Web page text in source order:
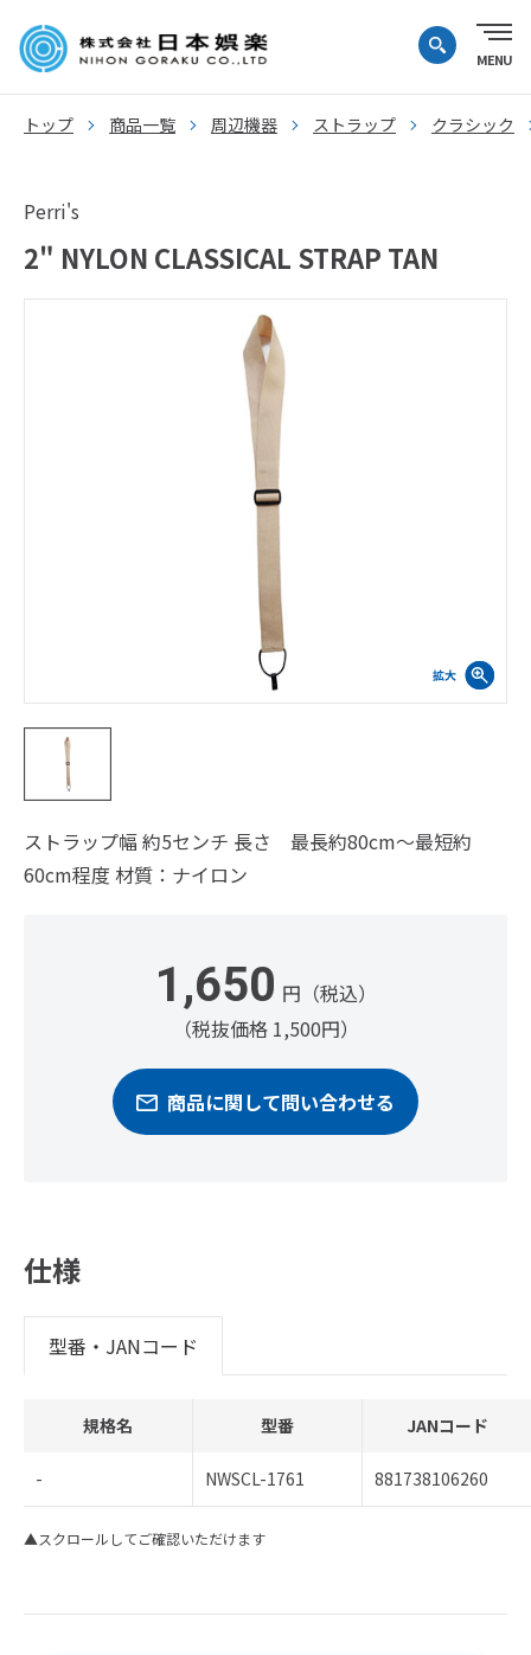
トップ 商品一覧 周辺機器 ストラップ クラシック
Perri's
2" NYLON CLASSICAL STRAP TAN
ストラップ幅 約5センチ 長さ 最長約80cm～最短約
60cm程度 材質：ナイロン
1,650 円（税込）
（税抜価格 1,500円）
商品に関して問い合わせる
仕様
型番・JANコード
規格名 型番 JANコード
- NWSCL-1761 881738106260
▲スクロールしてご確認いただけます